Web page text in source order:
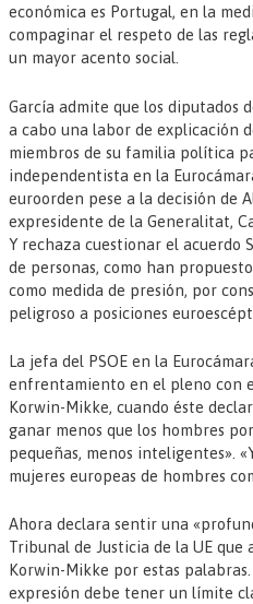
económica es Portugal, en la
compaginar el respeto de las
un mayor acento social.
García admite que los diputados
a cabo una labor de explicación
miembros de su familia política
independentista en la
euroorden pese a la decisión de
expresidente de la Generalitat,
Y rechaza cuestionar el acuerdo
de personas, como han
como medida de presión, por
peligroso a posiciones
La jefa del PSOE en la
enfrentamiento en el pleno con
Korwin-Mikke, cuando éste
ganar menos que los hombres
pequeñas, menos inteligentes».
mujeres europeas de hombres
Ahora declara sentir una
Tribunal de Justicia de la UE
Korwin-Mikke por estas
expresión debe tener un límite